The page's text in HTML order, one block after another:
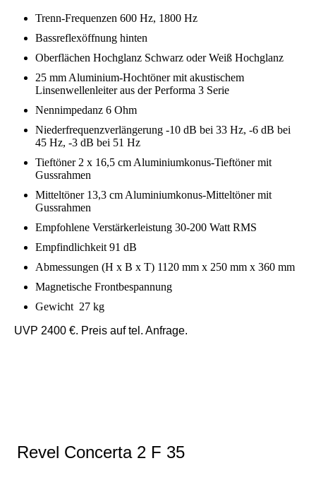
Trenn-Frequenzen 600 Hz, 1800 Hz
Bassreflexöffnung hinten
Oberflächen Hochglanz Schwarz oder Weiß Hochglanz
25 mm Aluminium-Hochtöner mit akustischem
Linsenwellenleiter aus der Performa 3 Serie
Nennimpedanz 6 Ohm
Niederfrequenzverlängerung -10 dB bei 33 Hz, -6 dB bei
45 Hz, -3 dB bei 51 Hz
Tieftöner 2 x 16,5 cm Aluminiumkonus-Tieftöner mit
Gussrahmen
Mitteltöner 13,3 cm Aluminiumkonus-Mitteltöner mit
Gussrahmen
Empfohlene Verstärkerleistung 30-200 Watt RMS
Empfindlichkeit 91 dB
Abmessungen (H x B x T) 1120 mm x 250 mm x 360 mm
Magnetische Frontbespannung
Gewicht 27 kg
UVP 2400 €. Preis auf tel. Anfrage.
Revel Concerta 2 F 35